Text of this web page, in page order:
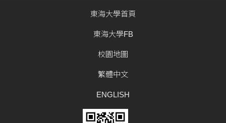
東海大學首頁
東海大學FB
校園地圖
繁體中文
ENGLISH